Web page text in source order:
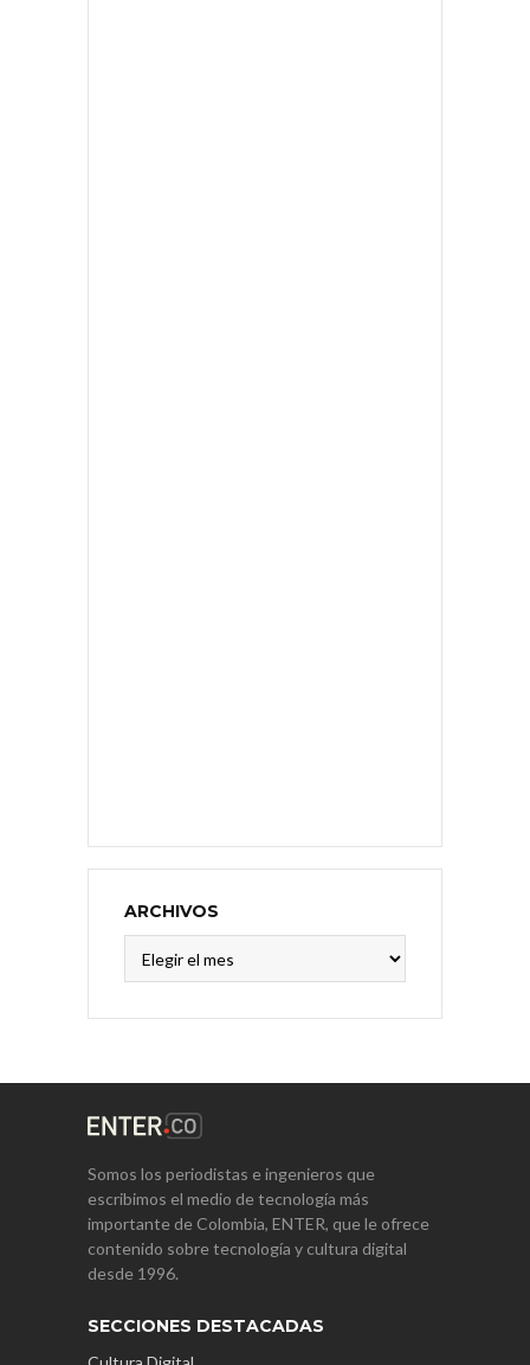
ARCHIVOS
Somos los periodistas e ingenieros que
escribimos el medio de tecnología más
importante de Colombia, ENTER, que le ofrece
contenido sobre tecnología y cultura digital
desde 1996.
SECCIONES DESTACADAS